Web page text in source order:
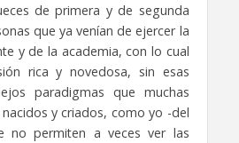
de primera y de segunda
que ya venían de ejercer la
y de la academia, con lo cual
rica y novedosa, sin esas
paradigmas que muchas
y criados, como yo -del
no permiten a veces ver las